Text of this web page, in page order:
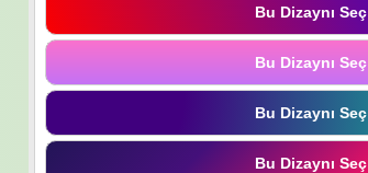
Bu Dizaynı Seç
Bu Dizaynı Seç
Bu Dizaynı Seç
Bu Dizaynı Seç